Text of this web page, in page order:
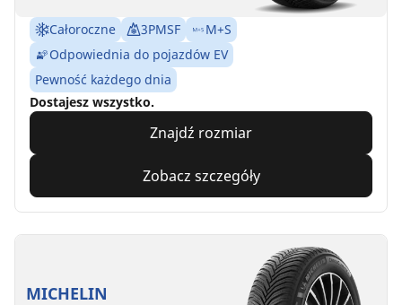
Całoroczne 3PMSF
M+S
Odpowiednia do pojazdów EV
Pewność każdego dnia
Dostajesz wszystko.
Znajdź rozmiar
Zobacz szczegóły
MICHELIN